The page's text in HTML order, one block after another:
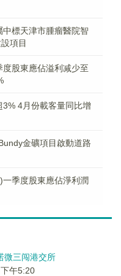
標天津市腫瘤醫院智
項目
股東應佔溢利减少至
4月份載客量同比增
金礦項目啟動道路
季度股東應佔淨利潤
微三闯港交所
午5:20